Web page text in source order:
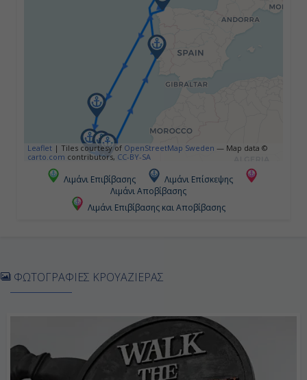
Εν Πλω
Φουντσάλ (Μαδέϊρα), Πορτογαλία
Ολόκληρη
Λα Πάλμα (Κανάρια Νησιά) ,
Ημέρα
Leaflet | Tiles courtesy of OpenStreetMap Sweden — Map data ©
carto.com contributors, CC-BY-SA
Λιμάνι Επιβίβασης
Λιμάνι Επίσκεψης
Λιμάνι Αποβίβασης
Λιμάνι Επιβίβασης και Αποβίβασης
ΦΩΤΟΓΡΑΦΙΕΣ ΚΡΟΥΑΖΙΕΡΑΣ